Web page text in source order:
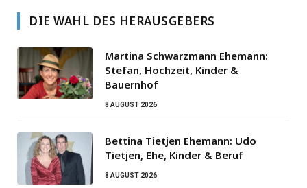
DIE WAHL DES HERAUSGEBERS
Martina Schwarzmann Ehemann:
Stefan, Hochzeit, Kinder &
Bauernhof
8 AUGUST 2026
Bettina Tietjen Ehemann: Udo
Tietjen, Ehe, Kinder & Beruf
8 AUGUST 2026